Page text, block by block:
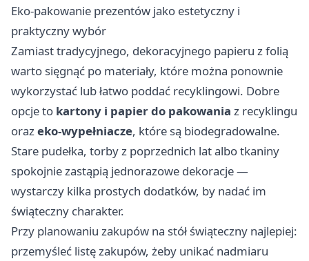
Eko-pakowanie prezentów jako estetyczny i
praktyczny wybór
Zamiast tradycyjnego, dekoracyjnego papieru z folią
warto sięgnąć po materiały, które można ponownie
wykorzystać lub łatwo poddać recyklingowi. Dobre
opcje to kartony i papier do pakowania z recyklingu
orazeko-wypełniacze, które są biodegradowalne.
Stare pudełka, torby z poprzednich lat albo tkaniny
spokojnie zastąpią jednorazowe dekoracje —
wystarczy kilka prostych dodatków, by nadać im
świąteczny charakter.
Przy planowaniu zakupów na stół świąteczny najlepiej:
przemyśleć listę zakupów, żeby unikać nadmiaru